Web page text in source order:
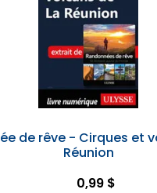
de rêve - Cirques et
Réunion
0,99 $